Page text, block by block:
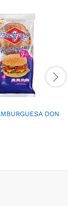
DON